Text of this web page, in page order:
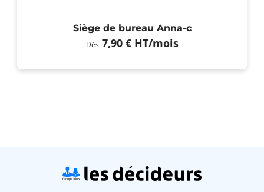
Siège de bureau Anna-c
Dès 7,90 € HT/mois